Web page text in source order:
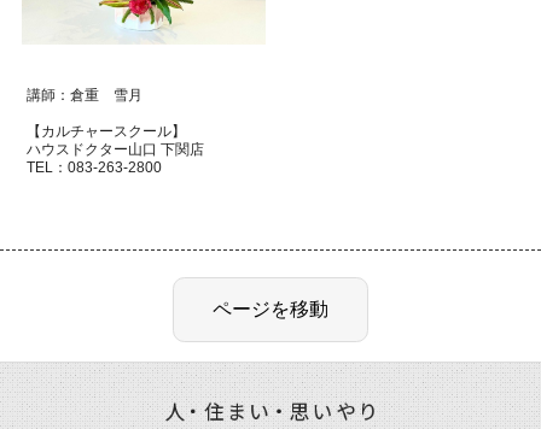
講師：倉重 雪月
【カルチャースクール】
ハウスドクター山口 下関店
TEL： 083-263-2800